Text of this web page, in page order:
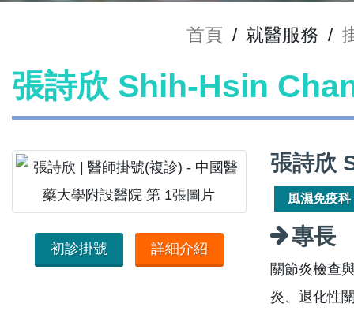
首頁 / 就醫服務 /
張詩欣 Shih-Hsin
初診掛號 詳細介紹
張詩欣
風濕免疫科
專長
關節炎檢查
炎、退化性